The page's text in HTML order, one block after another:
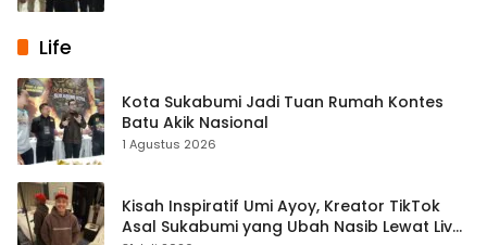
Life
Kota Sukabumi Jadi Tuan Rumah Kontes
Batu Akik Nasional
1 Agustus 2026
Kisah Inspiratif Umi Ayoy, Kreator TikTok
Asal Sukabumi yang Ubah Nasib Lewat Live